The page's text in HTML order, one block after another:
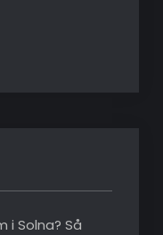
i Solna? Så